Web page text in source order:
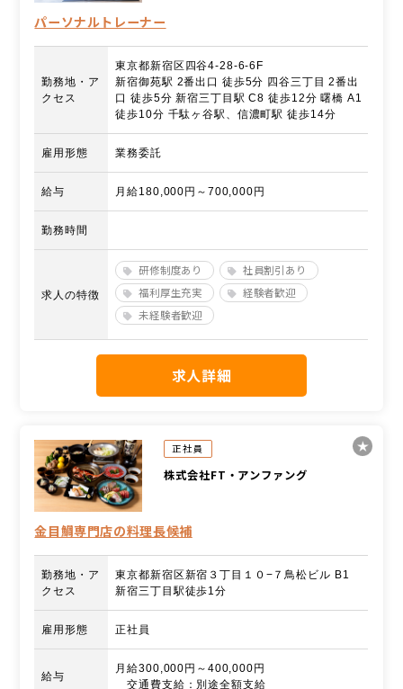
パーソナルトレーナー
勤務地・ア
クセス
東京都新宿区四谷4-28-6-6F
新宿御苑駅 2番出口 徒歩5分 四谷三丁目 2番出
口 徒歩5分 新宿三丁目駅 C8 徒歩12分 曙橋 A1
徒歩10分 千駄ヶ谷駅、信濃町駅 徒歩14分
雇用形態 業務委託
給与 月給180,000円～700,000円
勤務時間
求人の特徴
研修制度あり
社員割引あり
福利厚生充実
経験者歓迎
未経験者歓迎
求人詳細
正社員
株式会社FT・アンファング
金目鯛専門店の料理長候補
勤務地・ア
クセス
東京都新宿区新宿３丁目１０−７鳥松ビル B1
新宿三丁目駅徒歩1分
雇用形態 正社員
給与
月給300,000円～400,000円
交通費支給：別途全額支給